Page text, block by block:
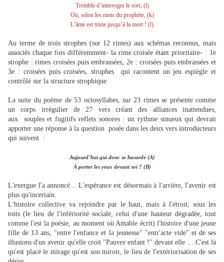
Tremble d’interroger le sort, (l)
Où, selon les mots du prophète, (k)
L’âme est triste jusqu’à la mort ! (l)
Au terme de trois strophes (sur 12 rimes) aux schémas reconnus, mais
associés chaque fois différemment- la rime croisée étant prioritaire- : 1e
strophe : rimes croisées puis embrassées, 2e : croisées puis embrassées et
3e : croisées puis croisées, strophes qui racontent un jeu espiègle et
contrôlé sur la structure strophique.
La suite du poème de 53 octosyllabes, sur 23 rimes se présente comme
un corps irrégulier de 27 vers créant des alliances inattendues,
aux souples et fugitifs reflets sonores : un rythme sinueux qui devrait
apporter une réponse à la question posée dans les deux vers introducteurs
qui suivent :
Aujourd’hui qui donc se hasarde (A)
À porter les yeux devant soi ? (B)
L'exergue l'a annoncé... L'espérance est désormais à l'arrière, l'avenir est
plus qu'incertain.
L'histoire collective va rejoindre par le haut, mais à l'étroit, sous les
toits (le lieu de l'infériorité sociale, celui d'une hauteur dégradée, tout
comme l'est la poésie, au moment où Amable écrit) l'histoire d'une jeune
fille de 13 ans, "entre l'enfance et la jeunesse" "entr'acte vide" et de ses
illusions d'un avenir qu'elle croit "Pauvre enfant !" devant elle ... C'est là
qu'est placé le mirage qu'est son miroir, le lieu de l'extériorisation de ses